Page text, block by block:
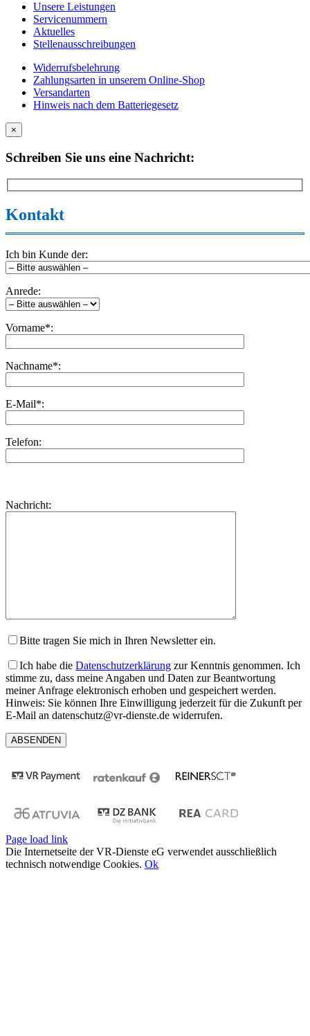
Unsere Leistungen
Servicenummern
Aktuelles
Stellenausschreibungen
Widerrufsbelehrung
Zahlungsarten in unserem Online-Shop
Versandarten
Hinweis nach dem Batteriegesetz
×
Schreiben Sie uns eine Nachricht:
Kontakt
Ich bin Kunde der:
Anrede:
Vorname*:
Nachname*:
E-Mail*:
Telefon:
dieses
lasse
Nachricht:
Bitte tragen Sie mich in Ihren Newsletter ein.
Ich habe die Datenschutzerklärung zur Kenntnis genommen. Ich
stimme zu, dass meine Angaben und Daten zur Beantwortung
meiner Anfrage elektronisch erhoben und gespeichert werden.
Hinweis: Sie können Ihre Einwilligung jederzeit für die Zukunft per
E-Mail an datenschutz@vr-dienste.de widerrufen.
Page load link
Die Internetseite der VR-Dienste eG verwendet ausschließlich
technisch notwendige Cookies. Ok